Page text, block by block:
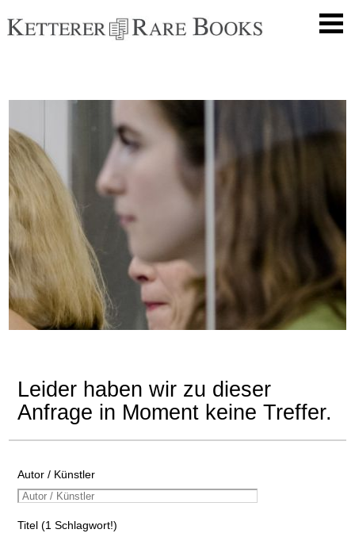
Leider haben wir zu dieser
Anfrage in Moment keine Treffer.
Autor / Künstler
Titel (1 Schlagwort!)